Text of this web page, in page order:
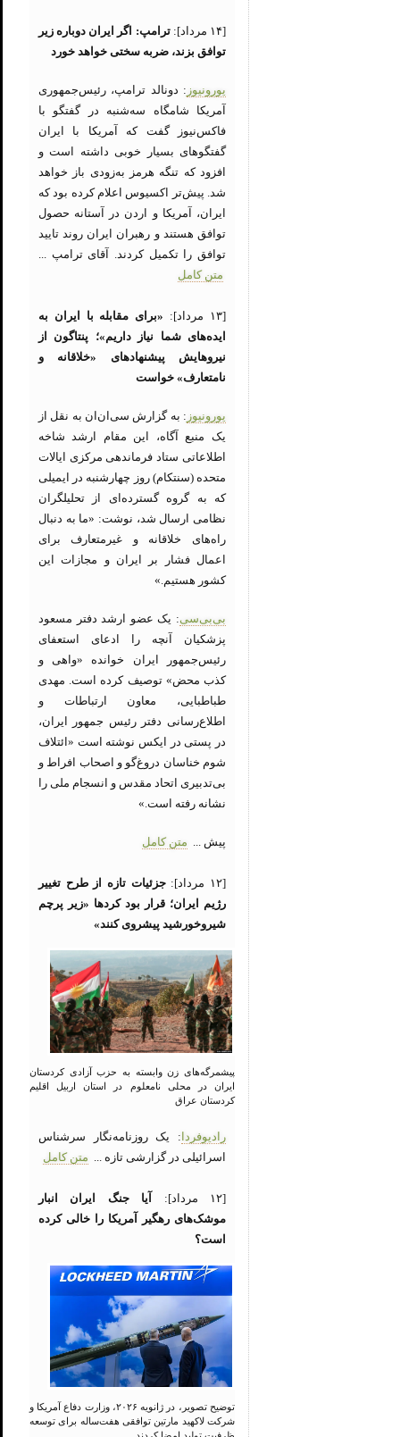
[۱۴ مرداد]:
ترامپ: اگر ایران دوباره زیر
توافق بزند، ضربه سختی خواهد خورد
یورونیوز : دونالد ترامپ، رئیس‌جمهوری
آمریکا شامگاه سه‌شنبه در گفتگو با
فاکس‌نیوز گفت که آمریکا با ایران
گفتگوهای بسیار خوبی داشته است و
افزود که تنگه هرمز به‌زودی باز خواهد
شد. پیش‌تر اکسیوس اعلام کرده بود که
ایران، آمریکا و اردن در آستانه حصول
توافق هستند و رهبران ایران روند تایید
توافق را تکمیل کردند. آقای ترامپ ...
متن کامل
[۱۳ مرداد]:
«برای مقابله با ایران به
ایده‌های شما نیاز داریم»؛ پنتاگون از
نیروهایش پیشنهادهای «خلاقانه و
نامتعارف» خواست
یورونیوز : به گزارش سی‌ان‌ان به نقل از
یک منبع آگاه، این مقام ارشد شاخه
اطلاعاتی ستاد فرماندهی مرکزی ایالات
متحده (سنتکام) روز چهارشنبه در ایمیلی
که به گروه گسترده‌ای از تحلیلگران
نظامی ارسال شد، نوشت: «ما به دنبال
راه‌های خلاقانه و غیرمتعارف برای
اعمال فشار بر ایران و مجازات این
کشور هستیم.»
بی‌بی‌سی: یک عضو ارشد دفتر مسعود
پزشکیان آنچه را ادعای استعفای
رئیس‌جمهور ایران خوانده «واهی و
کذب محض» توصیف کرده است. مهدی
طباطبایی، معاون ارتباطات و
اطلاع‌رسانی دفتر رئیس جمهور ایران،
در پستی در ایکس نوشته است «ائتلاف
شوم خناسان دروغ‌گو و اصحاب افراط و
بی‌تدبیری اتحاد مقدس و انسجام ملی را
نشانه رفته است.»
پیش ... متن کامل
[۱۲ مرداد]:
جزئیات تازه از طرح تغییر
رژیم ایران؛ قرار بود کردها «زیر پرچم
شیروخورشید پیشروی کنند»
پیشمرگه‌های زن وابسته به حزب آزادی کردستان
ایران در محلی نامعلوم در استان اربیل اقلیم
کردستان عراق
رادیوفردا : یک روزنامه‌نگار سرشناس
اسرائیلی در گزارشی تازه ... متن کامل
[۱۲ مرداد]:
آیا جنگ ایران انبار
موشک‌های رهگیر آمریکا را خالی کرده
است؟
توضیح تصویر، در ژانویه ۲۰۲۶، وزارت دفاع آمریکا و
شرکت لاکهید مارتین توافقی هفت‌ساله برای توسعه
ظرفیت تولید امضا کردند